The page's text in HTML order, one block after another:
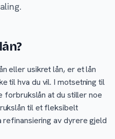
eller usikret lån, er et lån
til hva du vil. I motsetning til
forbrukslån at du stiller noe
til et fleksibelt
av dyrere gjeld